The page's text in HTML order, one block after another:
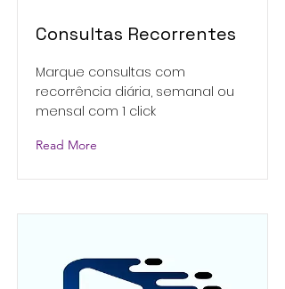
Consultas Recorrentes
Marque consultas com
recorrência diária, semanal ou
mensal com 1 click
Read More